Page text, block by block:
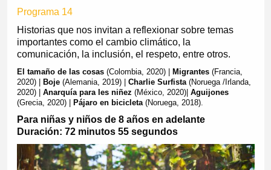
Programa 14
Historias que nos invitan a reflexionar sobre temas
importantes como el cambio climático, la
comunicación, la inclusión, el respeto, entre otros.
El tamaño de las cosas (Colombia, 2020) | Migrantes(Francia,
2020) |
Boje(Alemania, 2019) | Charlie Surfista (Noruega /Irlanda,
2020) | Anarquía para les niñez (México, 2020)| Aguijones
(Grecia, 2020) |
Pájaro en bicicleta(Noruega, 2018).
Para niñas y niños de 8 años en adelante
Duración: 72 minutos 55 segundos